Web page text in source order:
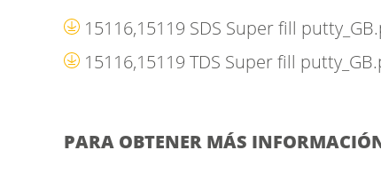
15116,15119 SDS Super fill
15116,15119 TDS Super fill
PARA OBTENER MÁS